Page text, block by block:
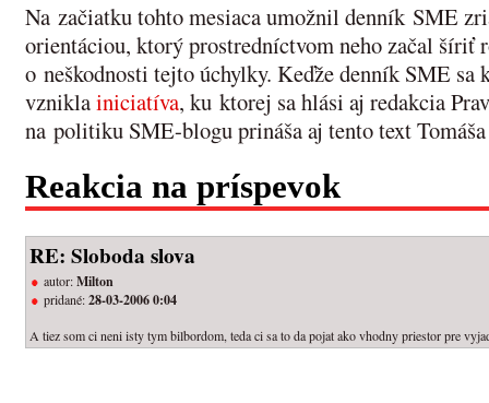
Na začiatku tohto mesiaca umožnil denník SME
orientáciou, ktorý prostredníctvom neho začal šíriť
o neškodnosti tejto úchylky. Keďže denník SME
vzniklainiciatíva, ku ktorej sa hlási aj redakcia
na politiku SME-blogu prináša aj tento text
Reakcia na príspevok
RE: Sloboda slova
autor:Milton
pridané:28-03-2006 0:04
A tiez som ci neni isty tym bilbordom, teda ci sa to da pojat ako vhodny priestor pre